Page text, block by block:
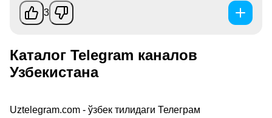
3
Каталог Telegram каналов
Узбекистана
Uztelegram.com - ўзбек тилидаги Телеграм